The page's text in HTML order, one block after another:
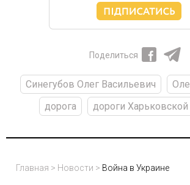
Поделиться
Синегубов Олег Васильевич
дорога
дороги Харьковской
Главная > Новости > Война в Украине